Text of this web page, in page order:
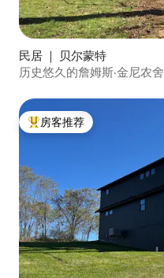
民居 ｜ 贝尔蒙特
历史悠久的詹姆斯·金尼农舍
热门「房客推荐」
房客推荐